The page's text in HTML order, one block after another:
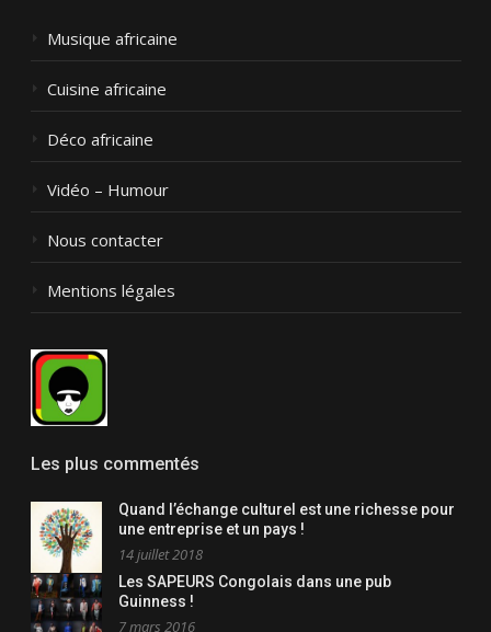
Musique africaine
Cuisine africaine
Déco africaine
Vidéo – Humour
Nous contacter
Mentions légales
Les plus commentés
Quand l’échange culturel est une richesse pour
une entreprise et un pays !
14 juillet 2018
Les SAPEURS Congolais dans une pub
Guinness !
7 mars 2016